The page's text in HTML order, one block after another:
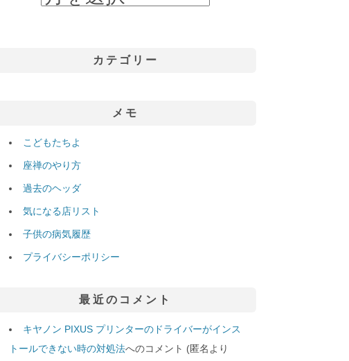
カテゴリー
メモ
こどもたちよ
座禅のやり方
過去のヘッダ
気になる店リスト
子供の病気履歴
プライバシーポリシー
最近のコメント
キヤノン PIXUS プリンターのドライバーがインス
トールできない時の対処法へのコメント (匿名より